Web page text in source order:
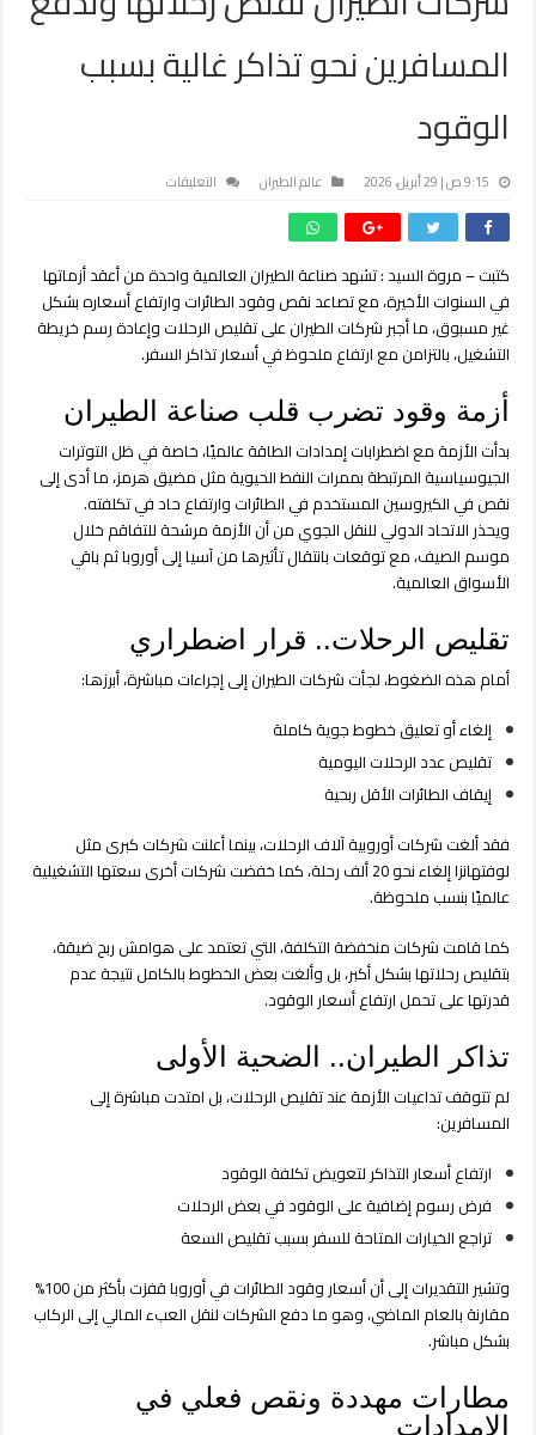
المسافرين نحو تذاكر غالية بسبب
الوقود
9:15 ص | 29 أبريل، 2026 عالم الطيران التعليقات
رحلاتها
وتدفع
المسافرين
نحو
تذاكر
غالية
بسبب
الوقود
مغلقة
كتبت – مروة السيد :تشهد صناعة الطيران العالمية واحدة من أعقد أزماتها
في السنوات الأخيرة، مع تصاعدنقص وقود الطائرات وارتفاع أسعاره بشكل
غير مسبوق، ما أجبر شركات الطيران على تقليص الرحلات وإعادة رسم خريطة
التشغيل، بالتزامن مع ارتفاع ملحوظ في أسعار تذاكر السفر.
أزمة وقود تضرب قلب صناعة الطيران
بدأت الأزمة مع اضطرابات إمدادات الطاقة عالميًا، خاصة في ظل التوترات
الجيوسياسية المرتبطة بممرات النفط الحيوية مثل مضيق هرمز، ما أدى إلى
نقص في الكيروسين المستخدم في الطائرات وارتفاع حاد في تكلفته.
ويحذر الاتحاد الدولي للنقل الجوي من أن الأزمة مرشحة للتفاقم خلال
موسم الصيف، مع توقعات بانتقال تأثيرها من آسيا إلى أوروبا ثم باقي
الأسواق العالمية.
تقليص الرحلات.. قرار اضطراري
أمام هذه الضغوط، لجأت شركات الطيران إلى إجراءات مباشرة، أبرزها:
إلغاء أو تعليق خطوط جوية كاملة
تقليص عدد الرحلات اليومية
إيقاف الطائرات الأقل ربحية
فقد ألغت شركات أوروبية آلاف الرحلات، بينما أعلنت شركات كبرى مثل
لوفتهانزا إلغاء نحو 20 ألف رحلة، كما خفضت شركات أخرى سعتها التشغيلية
عالميًا بنسب ملحوظة.
كما قامت شركات منخفضة التكلفة، التي تعتمد على هوامش ربح ضيقة،
بتقليص رحلاتها بشكل أكبر، بل وألغت بعض الخطوط بالكامل نتيجة عدم
قدرتها على تحمل ارتفاع أسعار الوقود.
تذاكر الطيران.. الضحية الأولى
لم تتوقف تداعيات الأزمة عند تقليص الرحلات، بل امتدت مباشرة إلى
المسافرين:
ارتفاع أسعار التذاكر لتعويض تكلفة الوقود
فرض رسوم إضافية على الوقود في بعض الرحلات
تراجع الخيارات المتاحة للسفر بسبب تقليص السعة
وتشير التقديرات إلى أن أسعار وقود الطائرات في أوروبا قفزت بأكثر من 100%
مقارنة بالعام الماضي، وهو ما دفع الشركات لنقل العبء المالي إلى الركاب
بشكل مباشر.
مطارات مهددة ونقص فعلي في
الإمدادات